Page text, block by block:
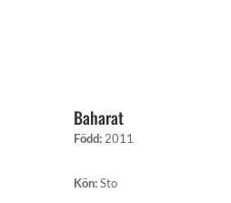
Baharat
Född: 2011
Kön:Sto